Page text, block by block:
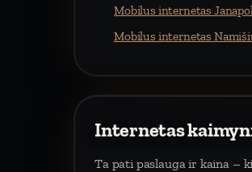
Mobilus internetas
Mobilus internetas
Internetas
Ta pati paslauga ir kaina –